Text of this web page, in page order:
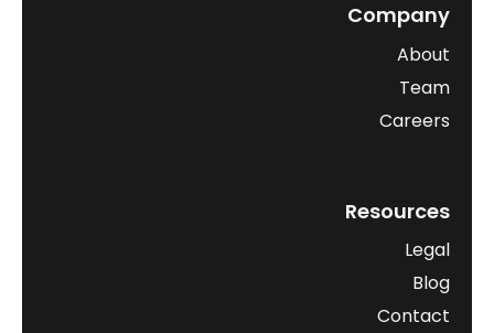
Company
About
Team
Careers
Resources
Legal
Blog
Contact